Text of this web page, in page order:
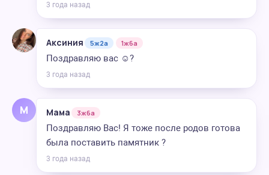
3 года назад
Аксиния 5ж2а 1ж6а
Поздравляю вас ☺️?
3 года назад
М Мама 3ж6а
Поздравляю Вас! Я тоже после родов готова
была поставить памятник ?
3 года назад